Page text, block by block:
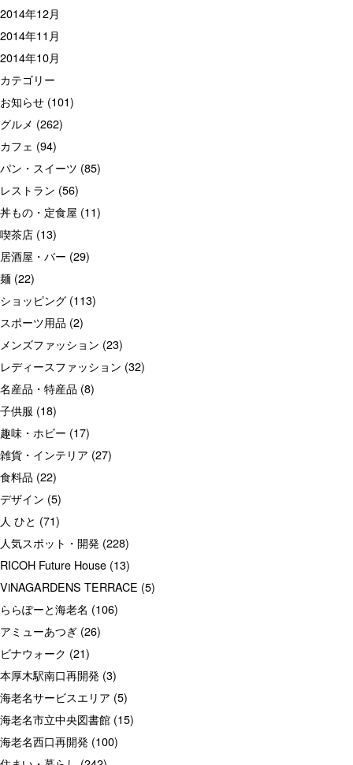
2014年12月
2014年11月
2014年10月
カテゴリー
お知らせ (101)
グルメ (262)
カフェ (94)
パン・スイーツ (85)
レストラン (56)
丼もの・定食屋 (11)
喫茶店 (13)
居酒屋・バー (29)
麺 (22)
ショッピング (113)
スポーツ用品 (2)
メンズファッション (23)
レディースファッション (32)
名産品・特産品 (8)
子供服 (18)
趣味・ホビー (17)
雑貨・インテリア (27)
食料品 (22)
デザイン (5)
人 ひと (71)
人気スポット・開発 (228)
RICOH Future House (13)
ViNAGARDENS TERRACE (5)
ららぽーと海老名 (106)
アミューあつぎ (26)
ビナウォーク (21)
本厚木駅南口再開発 (3)
海老名サービスエリア (5)
海老名市立中央図書館 (15)
海老名西口再開発 (100)